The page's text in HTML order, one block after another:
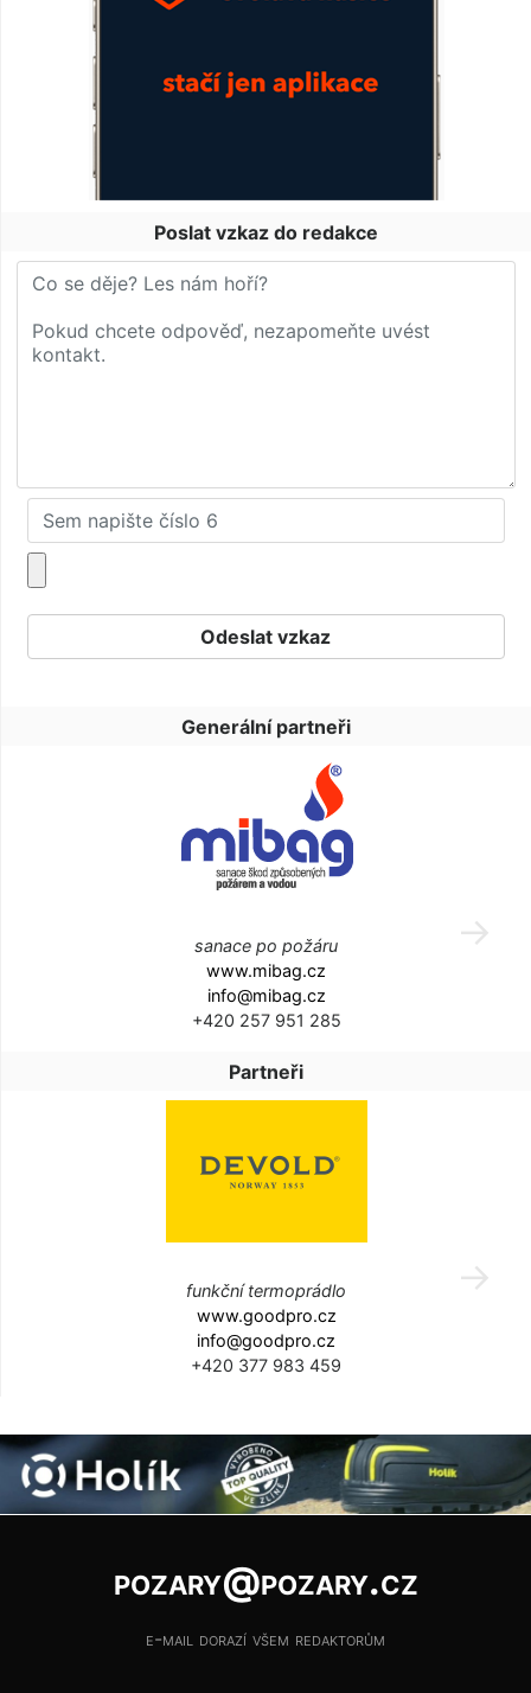
Poslat vzkaz do redakce
Generální partneři
sanace po požáru
www.mibag.cz
info@mibag.cz
+420 257 951 285
Partneři
funkční termoprádlo
www.goodpro.cz
info@goodpro.cz
+420 377 983 459
pozary@pozary.cz
e-mail dorazí všem redaktorům